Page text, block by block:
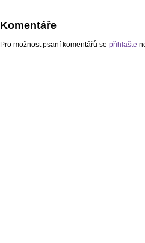
Komentáře
Pro možnost psaní komentářů se přihlašte